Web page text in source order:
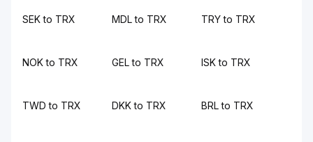
SEK to TRX MDL to TRX TRY to TRX
NOK to TRX GEL to TRX ISK to TRX
TWD to TRX DKK to TRX BRL to TRX